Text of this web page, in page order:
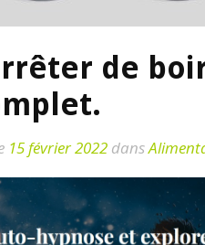
de
15 février 2022 dans